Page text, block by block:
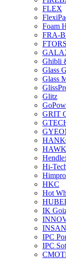
FLEX
Foam
FRA-
Ghibli
Glass
Glass
Glitz
GRIT
HAWK
Hi-
HKC
Hot
IK
IPC
IPC